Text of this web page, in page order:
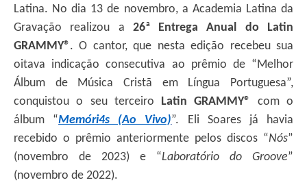
Latina. No dia 13 de novembro, a Academia Latina da
Gravação realizou a 26ª Entrega Anual do Latin
GRAMMY®. O cantor, que nesta edição recebeu sua
oitava indicação consecutiva ao prêmio de “Melhor
Álbum de Música Cristã em Língua Portuguesa”,
conquistou o seu terceiro
Latin GRAMMY®
com o
álbum “Memóri4s (Ao Vivo)”. Eli Soares já havia
recebido o prêmio anteriormente pelos discos “Nós”
(novembro de 2023) e “Laboratório do Groove”
(novembro de 2022).